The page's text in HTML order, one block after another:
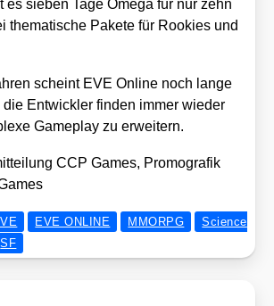
es sie­ben Tage Ome­ga für nur zehn
the­ma­ti­sche Pake­te für Roo­kies und
scheint EVE Online noch lan­ge
die Ent­wick­ler fin­den immer wie­der
Game­play zu erwei­tern.
CCP Games, Pro­mo­gra­fik
EVE ONLINE MMORPG
Science
SF